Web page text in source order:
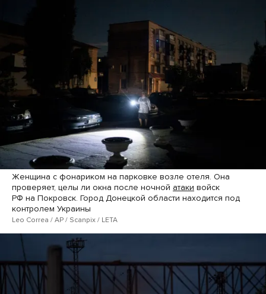
Женщина с фонариком на парковке возле отеля. Она
проверяет, целы ли окна после ночной атаки войск
РФ на Покровск. Город Донецкой области находится под
контролем Украины
Leo Correa / AP / Scanpix / LETA